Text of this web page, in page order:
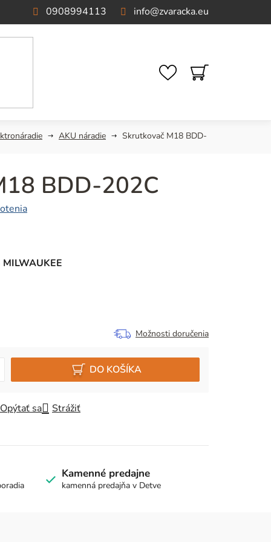
info@zvaracka.eu
0908994113
NÁKUPNÝ
KOŠÍK
AKU náradie Skrutkovač M18 BDD-
BDD-202C
Možnosti doručenia
DO KOŠÍKA
Opýtať sa Strážiť
Kamenné predajne
kamenná predajňa v Detve